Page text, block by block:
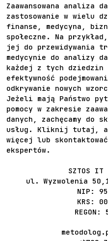
Zaawansowana analiza
zastosowanie w wielu
finanse, medycyna,
społeczne. Na
jej do przewidywania
medycynie do analizy
każdej z tych dziedzin
efektywność
odkrywanie nowych
Jeżeli mają Państwo
pomocy w zakresie
danych, zachęcamy do
usług. Kliknij tutaj
,
więcej lub
ekspertów.
SZTOS
ul. Wyzwolenia
NIP:
KRS:
REGON: